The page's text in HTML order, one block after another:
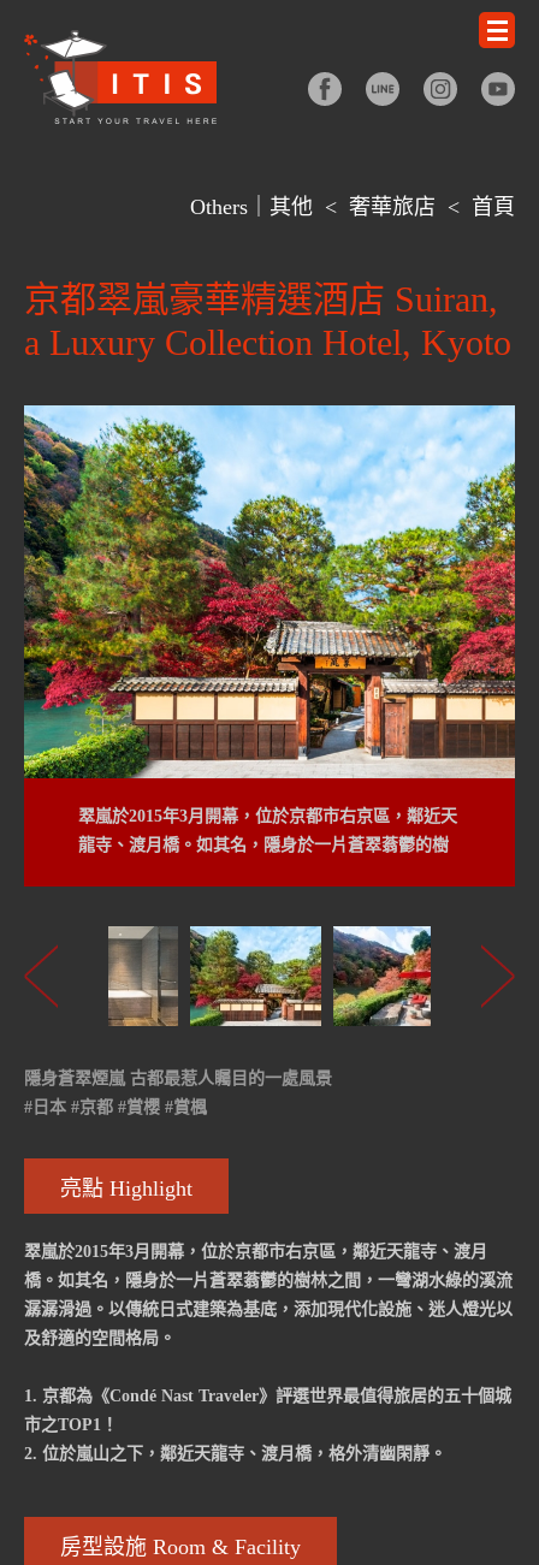
Others｜其他 < 奢華旅店 < 首頁
京都翠嵐豪華精選酒店 Suiran,
a Luxury Collection Hotel, Kyoto
翠嵐於2015年3月開幕，位於京都市右京區，鄰近天
龍寺、渡月橋。如其名，隱身於一片蒼翠蓊鬱的樹
隱身蒼翠煙嵐 古都最惹人矚目的一處風景
#日本 #京都 #賞櫻 #賞楓
亮點 Highlight
翠嵐於2015年3月開幕，位於京都市右京區，鄰近天龍寺、渡月
橋。如其名，隱身於一片蒼翠蓊鬱的樹林之間，一彎湖水綠的溪流
潺潺滑過。以傳統日式建築為基底，添加現代化設施、迷人燈光以
及舒適的空間格局。
1. 京都為《Condé Nast Traveler》評選世界最值得旅居的五十個城
市之TOP1！
2. 位於嵐山之下，鄰近天龍寺、渡月橋，格外清幽閑靜。
房型設施 Room & Facility